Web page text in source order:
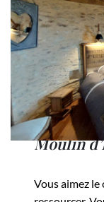
Moulin
Vous aimez le